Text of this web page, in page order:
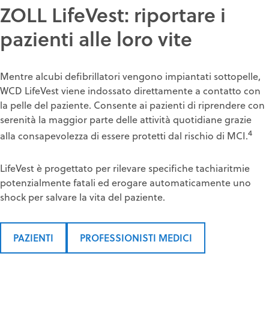
ZOLL LifeVest: riportare i
pazienti alle loro vite
Mentre alcubi defibrillatori vengono impiantati sottopelle,
WCD LifeVest viene indossato direttamente a contatto con
la pelle del paziente. Consente ai pazienti di riprendere con
serenità la maggior parte delle attività quotidiane grazie
alla consapevolezza di essere protetti dal rischio di MCI.4
LifeVest è progettato per rilevare specifiche tachiaritmie
potenzialmente fatali ed erogare automaticamente uno
shock per salvare la vita del paziente.
PAZIENTI PROFESSIONISTI MEDICI